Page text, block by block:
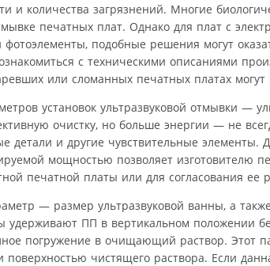
и количества загрязнений. Многие
печатных плат. Однако для плат с
подобные решения могут
с техническими описаниями
или сломанных печатных платах
установок ультразвуковой отмывки —
очистку, но больше энергии — не
детали и другие чувствительные
мощностью позволяет изготовителю
печатной платы или для согласования ее
— размер ультразвуковой ванны, а
удерживают ПП в вертикальном положении
погружение в очищающий раствор. Этот
чистящего раствора. Если